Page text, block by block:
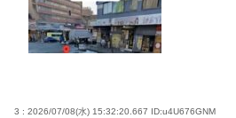
3 : 2026/07/08(水) 15:32:20.667 ID:u4U676GNM